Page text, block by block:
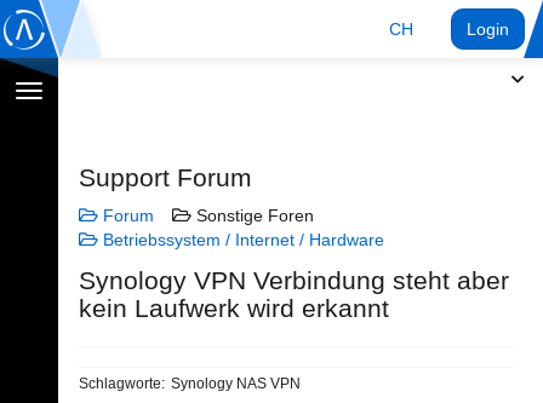
CH Login
Navigation
Support Forum
Forum
Sonstige Foren
Betriebssystem / Internet / Hardware
Synology VPN Verbindung steht aber
kein Laufwerk wird erkannt
Schlagworte: Synology NAS VPN